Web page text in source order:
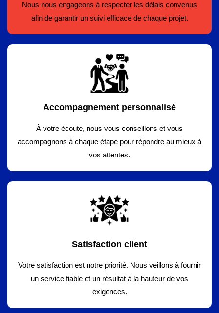
Nous nous engageons à respecter les délais convenus
afin de garantir un suivi efficace de chaque projet.
Accompagnement personnalisé
À votre écoute, nous vous conseillons et vous
accompagnons à chaque étape pour répondre au mieux à
vos attentes.
Satisfaction client
Votre satisfaction est notre priorité. Nous veillons à fournir
un service fiable et un résultat à la hauteur de vos
exigences.